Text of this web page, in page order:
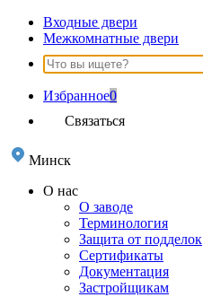
Входные двери
Межкомнатные двери
Избранное0
Связаться
Минск
О нас
О заводе
Терминология
Защита от подделок
Сертификаты
Документация
Застройщикам